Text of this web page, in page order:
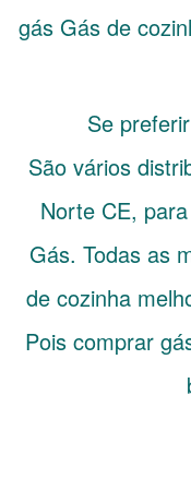
gás Gás de
Se
São vários
Norte CE,
Gás. Todas as
de cozinha
Pois comprar